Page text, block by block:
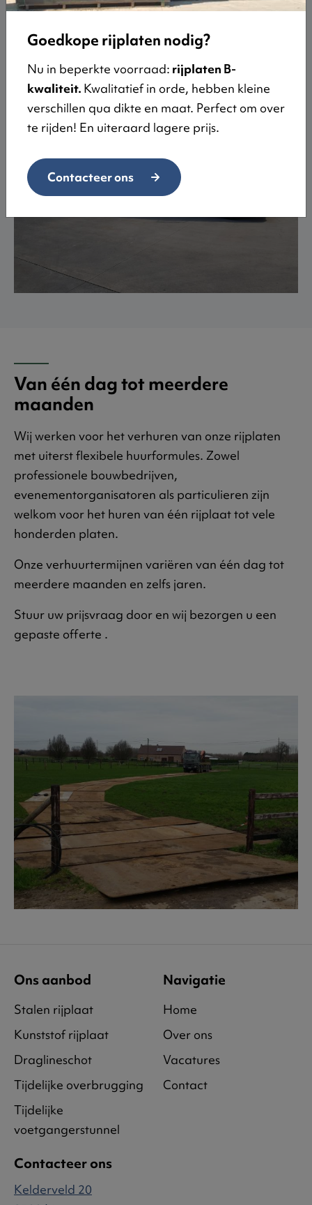
laden met onze vorkliften. Je bent iedere dag
afhalen, moet je wel eerst even reserveren.
Van één dag tot meerdere
maanden
Wij werken voor het verhuren van onze rijplaten
met uiterst flexibele huurformules. Zowel
professionele bouwbedrijven,
evenementorganisatoren als particulieren zijn
welkom voor het huren van één rijplaat tot vele
honderden platen.
Onze verhuurtermijnen variëren van één dag tot
meerdere maanden en zelfs jaren.
Stuur uw prijsvraag door en wij bezorgen u een
gepaste offerte .
Ons aanbod
Stalen rijplaat
Kunststof rijplaat
Draglineschot
Tijdelijke overbrugging
Tijdelijke
voetgangerstunnel
Navigatie
Home
Over ons
Vacatures
Contact
Contacteer ons
Kelderveld 20
Goedkope rijplaten nodig?
Nu in beperkte voorraad: rijplaten B-
kwaliteit. Kwalitatief in orde, hebben kleine
verschillen qua dikte en maat. Perfect om over
te rijden! En uiteraard lagere prijs.
Contacteer ons